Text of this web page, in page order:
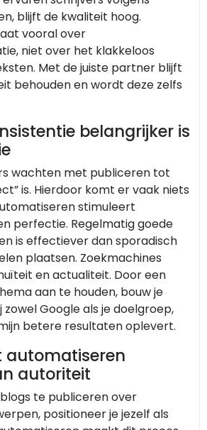
blijft de kwaliteit hoog.
vooral over
niet over het klakkeloos
Met de juiste partner blijft
behouden en wordt deze zelfs
belangrijker is
wachten met publiceren tot
is. Hierdoor komt er vaak niets
stimuleert
perfectie. Regelmatig goede
is effectiever dan sporadisch
plaatsen. Zoekmachines
en actualiteit. Door een
aan te houden, bouw je
Google als je doelgroep,
betere resultaten oplevert.
automatiseren
autoriteit
te publiceren over
positioneer je jezelf als